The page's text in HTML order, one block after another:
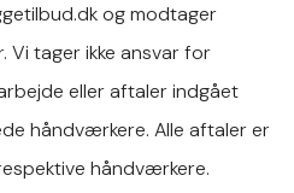
og modtager
Vi tager ikke ansvar for
eller aftaler indgået
håndværkere. Alle aftaler er
håndværkere.